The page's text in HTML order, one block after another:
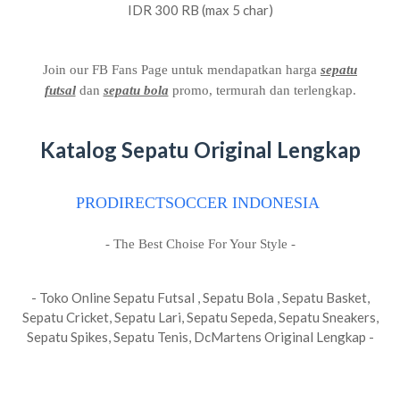
IDR 300 RB (max 5 char)
Join our FB Fans Page untuk mendapatkan harga sepatu
futsaldan sepatu bola promo, termurah dan terlengkap.
Katalog Sepatu Original Lengkap
PRODIRECTSOCCER INDONESIA
- The Best Choise For Your Style -
- Toko Online Sepatu Futsal , Sepatu Bola , Sepatu Basket,
Sepatu Cricket, Sepatu Lari, Sepatu Sepeda, Sepatu Sneakers,
Sepatu Spikes, Sepatu Tenis, DcMartens Original Lengkap -